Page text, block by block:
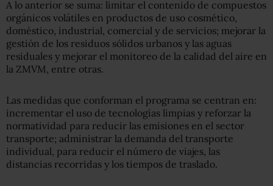
A lo anterior se suma: limitar el contenido de compuestos
orgánicos volátiles en productos de uso cosmético,
doméstico, industrial, comercial y de servicios; mejorar la
gestión de los residuos sólidos urbanos y las aguas
residuales y mejorar el monitoreo de la calidad del aire en
la ZMVM, entre otras.
Las medidas que conforman el programa se centran en:
incrementar el uso de tecnologías limpias y reforzar la
normatividad para reducir las emisiones en el sector
transporte; administrar la demanda del transporte
individual, para reducir el número de viajes, las
distancias recorridas y los tiempos de traslado.